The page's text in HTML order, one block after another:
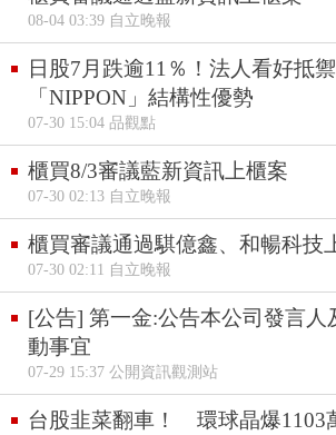
08-04 03:39 自立晚報
日股7月跌逾11％！法人看好抵
「NIPPON」結構性優勢
07-30 15:04 品觀點
櫃買8/3審議藍新資訊上櫃案
07-30 02:13 自立晚報
櫃買審議通過騏億鑫、和暢科技
07-30 02:11 自立晚報
[公告] 第一金:公告本公司發言人
動事宜
07-29 15:37 公開資訊觀測站
台股韭菜翻車！ 環球晶爆1103